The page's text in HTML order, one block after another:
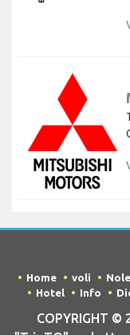
Home voli
Hotel
Info
COPYRIGHT ©